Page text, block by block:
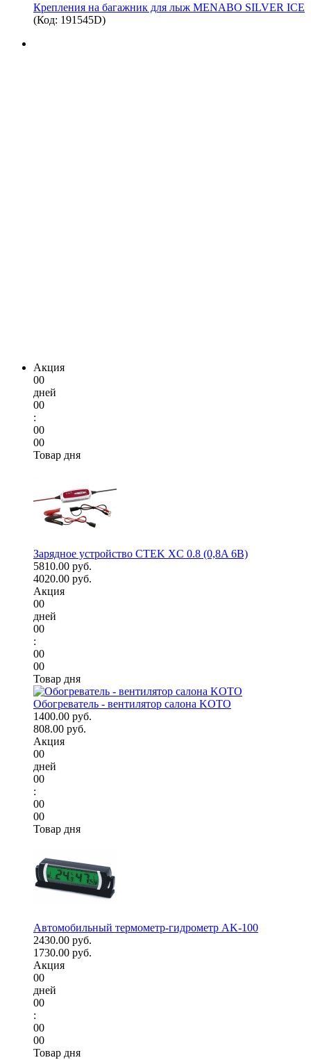
Крепления на багажник для лыж MENABO SILVER ICE
(Код: 191545D)
Акция
00
дней
00
:
00
00
Товар дня
Зарядное устройство CTEK XC 0.8 (0,8A 6В)
5810.00 руб.
4020.00 руб.
Акция
00
дней
00
:
00
00
Товар дня
Обогреватель - вентилятор салона KOTO
1400.00 руб.
808.00 руб.
Акция
00
дней
00
:
00
00
Товар дня
Автомобильный термометр-гидрометр AK-100
2430.00 руб.
1730.00 руб.
Акция
00
дней
00
:
00
00
Товар дня